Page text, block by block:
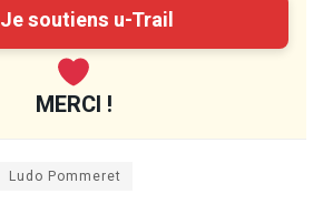
Je soutiens u-Trail
MERCI !
Ludo Pommeret